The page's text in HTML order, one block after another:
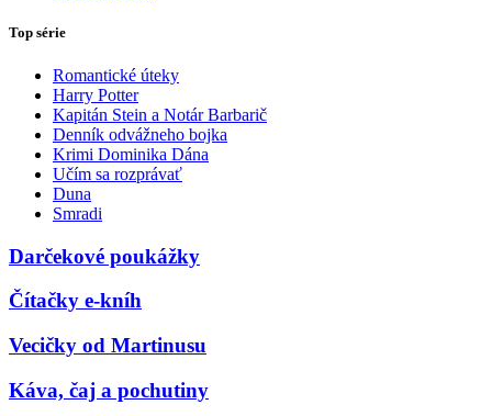
Top série
Romantické úteky
Harry Potter
Kapitán Stein a Notár Barbarič
Denník odvážneho bojka
Krimi Dominika Dána
Učím sa rozprávať
Duna
Smradi
Darčekové poukážky
Čítačky e-kníh
Vecičky od Martinusu
Káva, čaj a pochutiny